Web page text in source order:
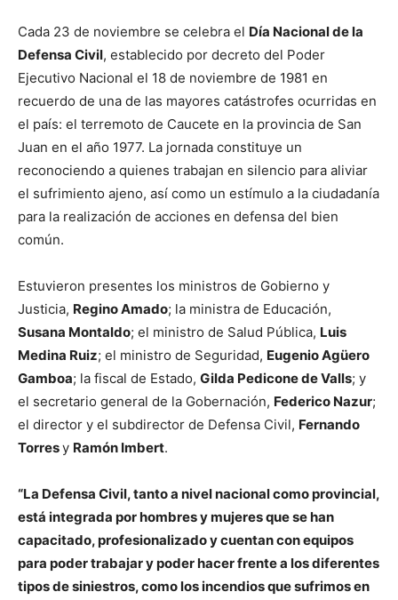
Cada 23 de noviembre se celebra el Día Nacional de la
Defensa Civil, establecido por decreto del Poder
Ejecutivo Nacional el 18 de noviembre de 1981 en
recuerdo de una de las mayores catástrofes ocurridas en
el país: el terremoto de Caucete en la provincia de San
Juan en el año 1977. La jornada constituye un
reconociendo a quienes trabajan en silencio para aliviar
el sufrimiento ajeno, así como un estímulo a la ciudadanía
para la realización de acciones en defensa del bien
común.
Estuvieron presentes los ministros de Gobierno y
Justicia, Regino Amado; la ministra de Educación,
Susana Montaldo; el ministro de Salud Pública, Luis
Medina Ruiz; el ministro de Seguridad, Eugenio Agüero
Gamboa; la fiscal de Estado, Gilda Pedicone de Valls; y
el secretario general de la Gobernación, Federico Nazur;
el director y el subdirector de Defensa Civil, Fernando
Torresy Ramón Imbert.
“La Defensa Civil, tanto a nivel nacional como provincial,
está integrada por hombres y mujeres que se han
capacitado, profesionalizado y cuentan con equipos
para poder trabajar y poder hacer frente a los diferentes
tipos de siniestros, como los incendios que sufrimos en